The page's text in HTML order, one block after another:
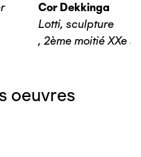
Cor Dekkinga
Lotti, sculpture
, 2ème moitié XXe
oeuvres